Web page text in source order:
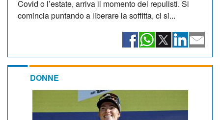
Covid o l’estate, arriva il momento del repulisti. Si
comincia puntando a liberare la soffitta, ci si...
DONNE